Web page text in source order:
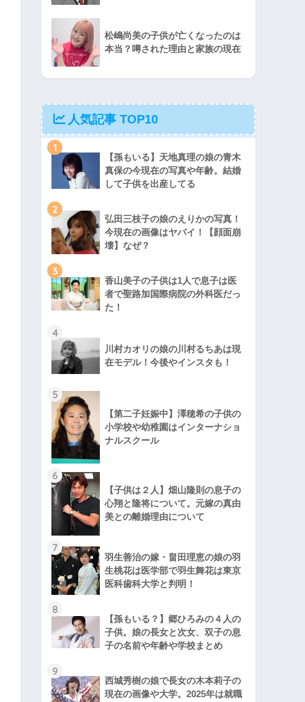
松嶋尚美の子供が亡くなったのは
本当？噂された理由と家族の現在
人気記事 TOP10
1
【孫もいる】天地真理の娘の青木
真保の今現在の写真や年齢。結婚
して子供を出産してる
2
弘田三枝子の娘のえりかの写真！
今現在の画像はヤバイ！【顔面崩
壊】なぜ？
3
香山美子の子供は1人で息子は医
者で聖路加国際病院の外科医だっ
た！
4
川村カオリの娘の川村るちあは現
在モデル！今後やインスタも！
5
【第二子妊娠中】澤穂希の子供の
小学校や幼稚園はインターナショ
ナルスクール
6
【子供は２人】畑山隆則の息子の
心翔と隆将について。元嫁の真由
美との離婚理由について
7
羽生善治の嫁・畠田理恵の娘の羽
生桃花は医学部で羽生舞花は東京
医科歯科大学と判明！
8
【孫もいる？】郷ひろみの４人の
子供。娘の長女と次女、双子の息
子の名前や年齢や学校まとめ
9
西城秀樹の娘で長女の木本莉子の
現在の画像や大学。2025年は就職